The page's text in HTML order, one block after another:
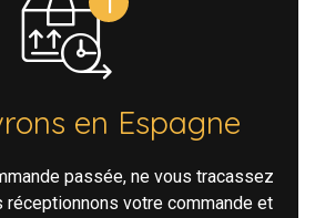
en Espagne
passée, ne vous tracassez
réceptionnons votre commande et